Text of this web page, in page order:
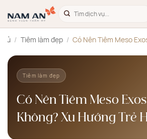
qua
nội
dung/ Tiêm làm đẹp / Có Nên Tiêm Meso
Tiêm làm đẹp
Có Nên Tiêm Meso
Không? Xu Hướng Trẻ